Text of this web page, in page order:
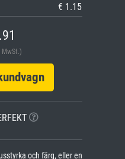
€ 1.15
MwSt.)
och färg, eller en